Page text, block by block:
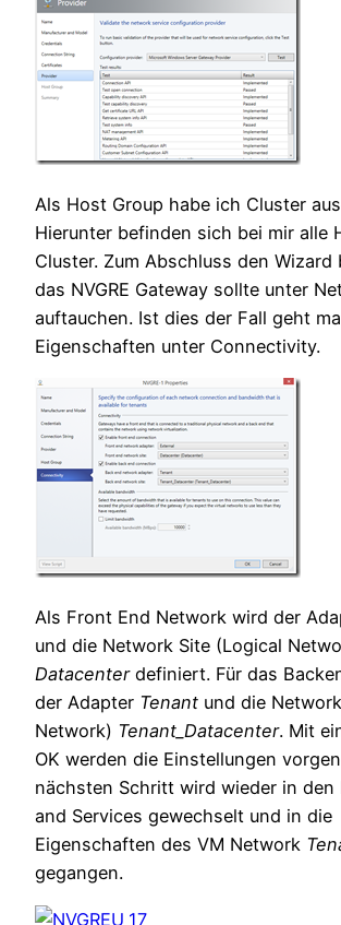
Als Host Group habe ich Cluster
Hierunter befinden sich bei mir alle
Cluster. Zum Abschluss den Wizard
das NVGRE Gateway sollte unter
auftauchen. Ist dies der Fall geht
Eigenschaften unter Connectivity.
Als Front End Network wird der
und die Network Site (Logical
Datacenter definiert. Für das
der Adapter Tenant und die
Network) Tenant_Datacenter. Mit
OK werden die Einstellungen
nächsten Schritt wird wieder in den
and Services gewechselt und in die
Eigenschaften des VM Network
gegangen.